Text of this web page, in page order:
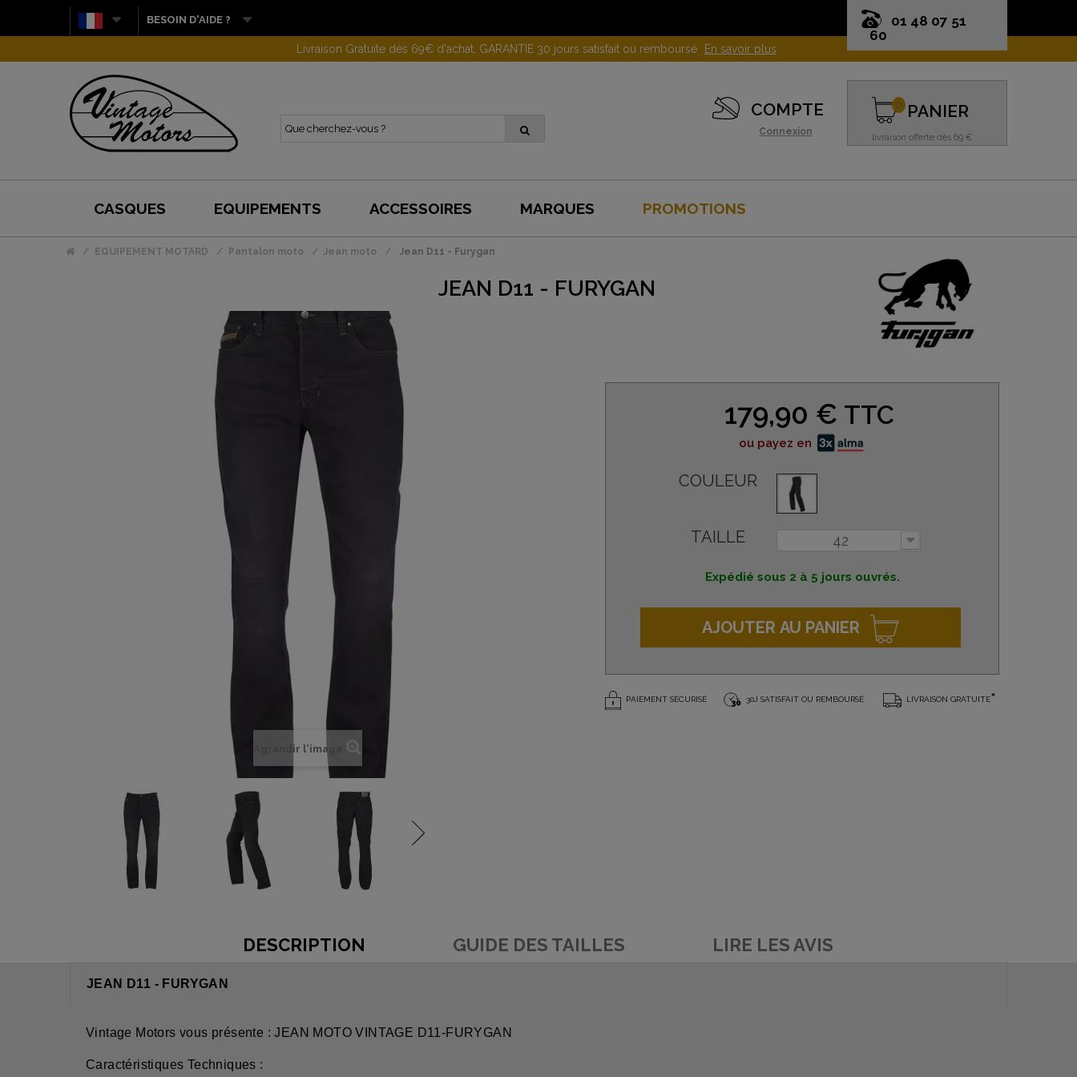
01 48 07 51
60
BESOIN D'AIDE ?
Gagnez 10 euros en parrainant un proche ! En savoir plus
COMPTE
Connexion
PANIER
livraison offerte dès 69 €
0
CASQUES EQUIPEMENTS ACCESSOIRES MARQUES PROMOTIONS
EQUIPEMENT MOTARD Pantalon moto Jean moto Jean D11 - Furygan
JEAN D11 - FURYGAN
Agrandir l'image
179,90 € TTC
ou payez en
COULEUR
TAILLE 42
Expédié sous 2 à 5 jours ouvrés.
AJOUTER AU PANIER
PAIEMENT SÉCURISÉ 30J SATISFAIT OU REMBOURSÉ LIVRAISON GRATUITE*
DESCRIPTION GUIDE DES TAILLES LIRE LES AVIS
JEAN D11 - FURYGAN
Vintage Motors vous présente : JEAN MOTO VINTAGE D11-FURYGAN
Caractéristiques Techniques :